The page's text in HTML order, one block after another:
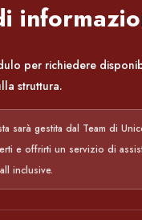
per richiedere
struttura.
sarà gestita dal Team di
e offrirti un servizio di
inclusive.